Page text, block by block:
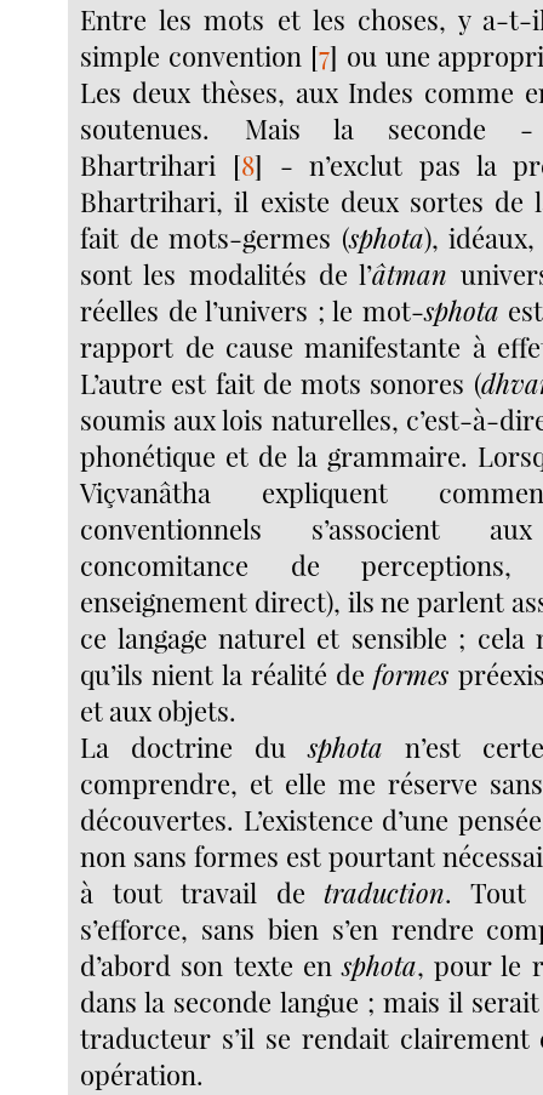
Entre les mots et les choses, y a-
simple convention [7] ou une
Les deux thèses, aux Indes comme
soutenues. Mais la seconde
Bhartrihari [8] - n’exclut pas la
Bhartrihari, il existe deux sortes de
fait de mots-germes (sphota),
sont les modalités de l’âtman
réelles de l’univers ; le mot-sphota
rapport de cause manifestante à
L’autre est fait de mots sonores (
soumis aux lois naturelles, c’est-à-
phonétique et de la grammaire.
Viçvanâtha expliquent
conventionnels s’associent
concomitance de
enseignement direct), ils ne parlent
ce langage naturel et sensible ; cela
qu’ils nient la réalité deformes
et aux objets.
La doctrine dusphota n’est
comprendre, et elle me réserve
découvertes. L’existence d’une
non sans formes est pourtant
à tout travail detraduction. Tout
s’efforce, sans bien s’en rendre
d’abord son texte ensphota, pour le
dans la seconde langue ; mais il
traducteur s’il se rendait clairement
opération.